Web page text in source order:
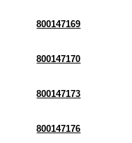
800147169
800147170
800147173
800147176